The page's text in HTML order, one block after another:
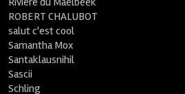
ROBERT CHALUBOT
salut c'est cool
Samantha Mox
Santaklausnihil
Sascii
Schling